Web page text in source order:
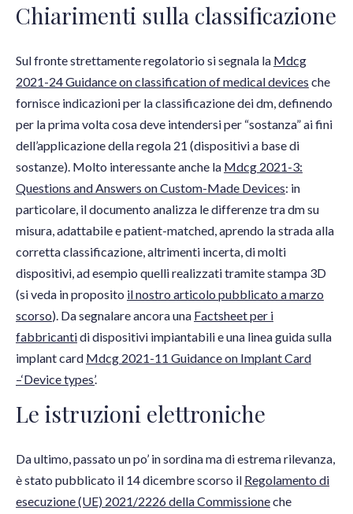
Chiarimenti sulla classificazione
Sul fronte strettamente regolatorio si segnala la Mdcg
2021-24 Guidance on classification of medical devices che
fornisce indicazioni per la classificazione dei dm, definendo
per la prima volta cosa deve intendersi per “sostanza” ai fini
dell’applicazione della regola 21 (dispositivi a base di
sostanze). Molto interessante anche la Mdcg 2021-3:
Questions and Answers on Custom-Made Devices: in
particolare, il documento analizza le differenze tra dm su
misura, adattabile e patient-matched, aprendo la strada alla
corretta classificazione, altrimenti incerta, di molti
dispositivi, ad esempio quelli realizzati tramite stampa 3D
(si veda in proposito il nostro articolo pubblicato a marzo
scorso). Da segnalare ancora una Factsheet per i
fabbricantidi dispositivi impiantabili e una linea guida sulla
implant card Mdcg 2021-11 Guidance on Implant Card
–‘Device types’.
Le istruzioni elettroniche
Da ultimo, passato un po’ in sordina ma di estrema rilevanza,
è stato pubblicato il 14 dicembre scorso il Regolamento di
esecuzione (UE) 2021/2226 della Commissioneche